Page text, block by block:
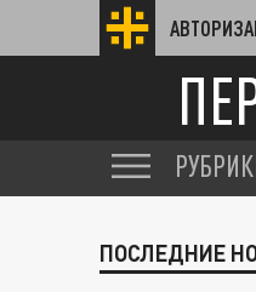
ПОСЛЕДНИЕ